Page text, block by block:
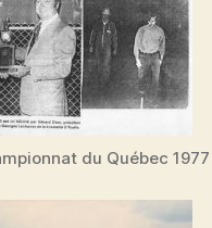
du Québec 1977